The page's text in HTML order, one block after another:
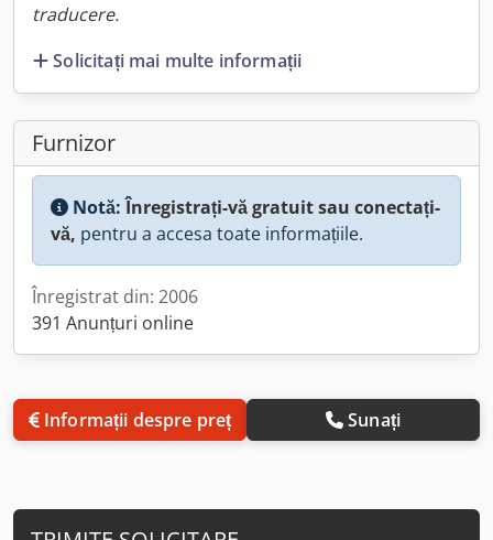
traducere.
Solicitați mai multe informații
Furnizor
Notă:Înregistrați-vă gratuit sau conectați-
vă, pentru a accesa toate informațiile.
Înregistrat din: 2006
391 Anunțuri online
Informații despre preț Sunați